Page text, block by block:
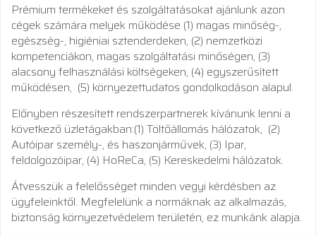
Prémium termékeket és szolgáltatásokat ajánlunk azon
cégek számára melyek működése (1) magas minőség-,
egészség-, higiéniai sztenderdeken, (2) nemzetközi
kompetenciákon, magas szolgáltatási minőségen, (3)
alacsony felhasználási költségeken, (4) egyszerűsített
működésen, (5) környezettudatos gondolkodáson alapul.
Előnyben részesített rendszerpartnerek kívánunk lenni a
következő üzletágakban:(1) Töltőállomás hálózatok, (2)
Autóipar személy-, és haszonjárművek, (3) Ipar,
feldolgozóipar, (4) HoReCa, (5) Kereskedelmi hálózatok.
Átvesszük a felelősséget minden vegyi kérdésben az
ügyfeleinktől. Megfelelünk a normáknak az alkalmazás,
biztonság környezetvédelem területén, ez munkánk alapja.